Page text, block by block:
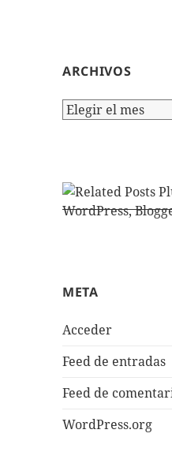
ARCHIVOS
Archivos
META
Acceder
Feed de entradas
Feed de
WordPress.org